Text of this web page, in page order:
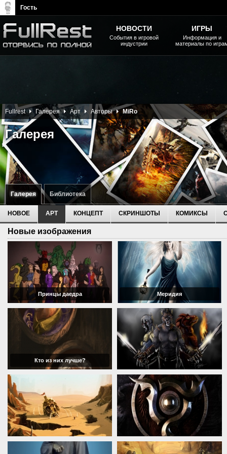
Галерея Библиотека
Галерея
Fullrest Галерея Арт Авторы MiRo
НОВОЕ АРТ КОНЦЕПТ СКРИНШОТЫ КОМИКСЫ
Новые изображения
Принцы даедра Меридия
Кто из них лучше?
НОВОСТИ
События в игровой
индустрии
ИГРЫ
Информация и
материалы по
Гость